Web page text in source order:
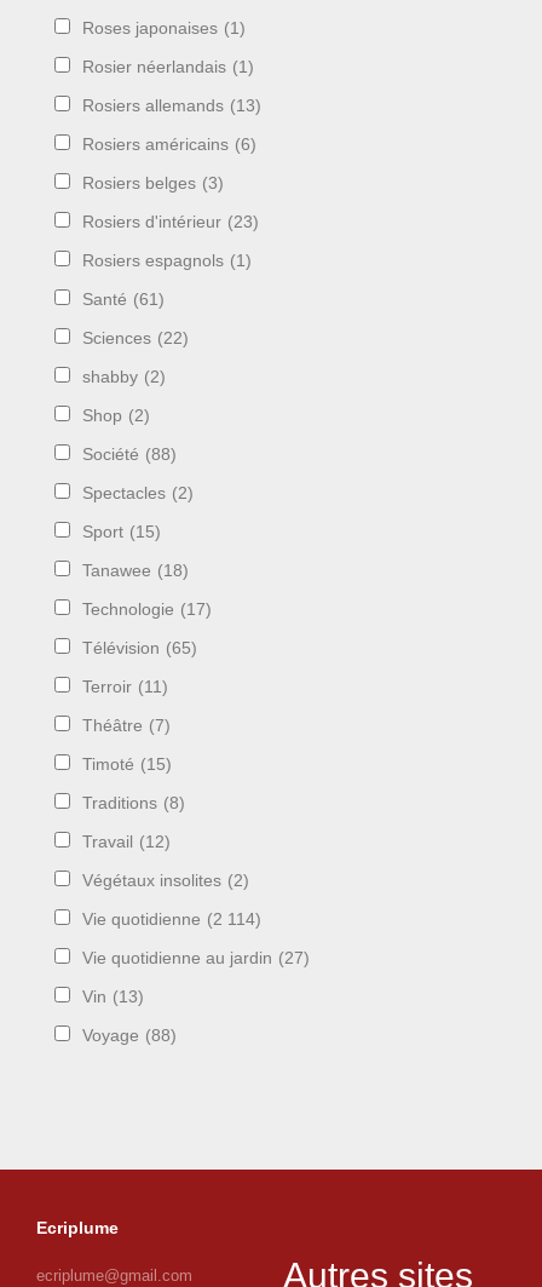
Roses japonaises (1)
Rosier néerlandais (1)
Rosiers allemands (13)
Rosiers américains (6)
Rosiers belges (3)
Rosiers d'intérieur (23)
Rosiers espagnols (1)
Santé (61)
Sciences (22)
shabby (2)
Shop (2)
Société (88)
Spectacles (2)
Sport (15)
Tanawee (18)
Technologie (17)
Télévision (65)
Terroir (11)
Théâtre (7)
Timoté (15)
Traditions (8)
Travail (12)
Végétaux insolites (2)
Vie quotidienne (2 114)
Vie quotidienne au jardin (27)
Vin (13)
Voyage (88)
Ecriplume
ecriplume@gmail.com Autres sites